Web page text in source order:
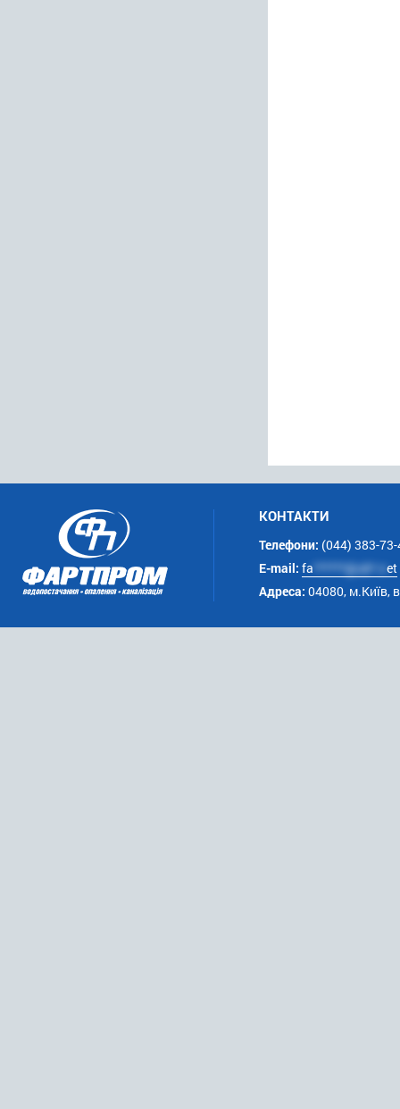
КОНТАКТИ
Телефони: (044) 383-
E-mail: fa ******@uk*.net
Адреса: 04080, м.Київ,